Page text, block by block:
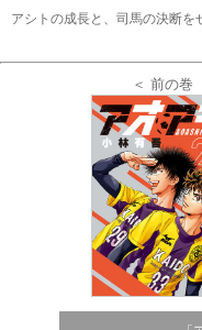
アシトの成長と、司馬の決断を
＜ 前の巻